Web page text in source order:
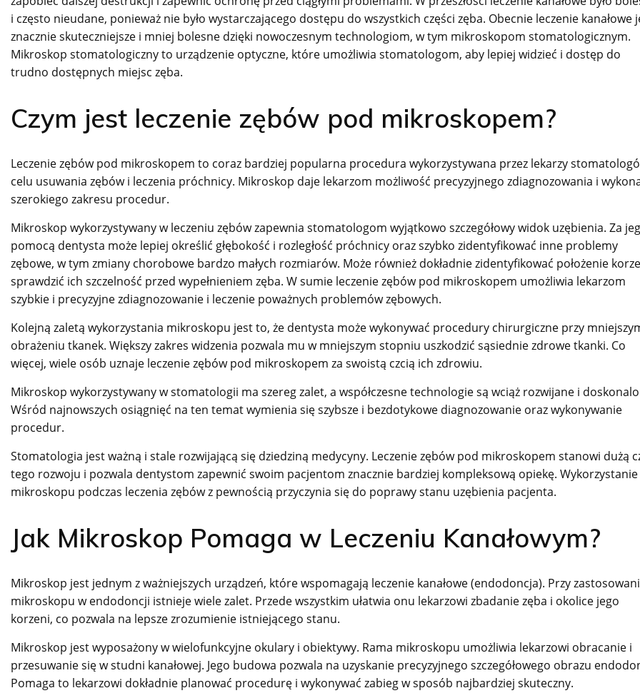
i często nieudane, ponieważ nie było wystarczającego dostępu do wszystkich części zęba. Obecnie leczenie kanałowe
znacznie skuteczniejsze i mniej bolesne dzięki nowoczesnym technologiom, w tym mikroskopom stomatologicznym.
Mikroskop stomatologiczny to urządzenie optyczne, które umożliwia stomatologom, aby lepiej widzieć i dostęp do
trudno dostępnych miejsc zęba.
Czym jest leczenie zębów pod mikroskopem?
Leczenie zębów pod mikroskopem to coraz bardziej popularna procedura wykorzystywana przez lekarzy
celu usuwania zębów i leczenia próchnicy. Mikroskop daje lekarzom możliwość precyzyjnego zdiagnozowania i
szerokiego zakresu procedur.
Mikroskop wykorzystywany w leczeniu zębów zapewnia stomatologom wyjątkowo szczegółowy widok uzębienia. Za
pomocą dentysta może lepiej określić głębokość i rozległość próchnicy oraz szybko zidentyfikować inne problemy
zębowe, w tym zmiany chorobowe bardzo małych rozmiarów. Może również dokładnie zidentyfikować położenie
sprawdzić ich szczelność przed wypełnieniem zęba. W sumie leczenie zębów pod mikroskopem umożliwia lekarzom
szybkie i precyzyjne zdiagnozowanie i leczenie poważnych problemów zębowych.
Kolejną zaletą wykorzystania mikroskopu jest to, że dentysta może wykonywać procedury chirurgiczne przy
obrażeniu tkanek. Większy zakres widzenia pozwala mu w mniejszym stopniu uszkodzić sąsiednie zdrowe tkanki. Co
więcej, wiele osób uznaje leczenie zębów pod mikroskopem za swoistą czcią ich zdrowiu.
Mikroskop wykorzystywany w stomatologii ma szereg zalet, a współczesne technologie są wciąż rozwijane i
Wśród najnowszych osiągnięć na ten temat wymienia się szybsze i bezdotykowe diagnozowanie oraz wykonywanie
procedur.
Stomatologia jest ważną i stale rozwijającą się dziedziną medycyny. Leczenie zębów pod mikroskopem stanowi dużą
tego rozwoju i pozwala dentystom zapewnić swoim pacjentom znacznie bardziej kompleksową opiekę. Wykorzystanie
mikroskopu podczas leczenia zębów z pewnością przyczynia się do poprawy stanu uzębienia pacjenta.
Jak Mikroskop Pomaga w Leczeniu Kanałowym?
Mikroskop jest jednym z ważniejszych urządzeń, które wspomagają leczenie kanałowe (endodoncja). Przy
mikroskopu w endodoncji istnieje wiele zalet. Przede wszystkim ułatwia onu lekarzowi zbadanie zęba i okolice jego
korzeni, co pozwala na lepsze zrozumienie istniejącego stanu.
Mikroskop jest wyposażony w wielofunkcyjne okulary i obiektywy. Rama mikroskopu umożliwia lekarzowi obracanie i
przesuwanie się w studni kanałowej. Jego budowa pozwala na uzyskanie precyzyjnego szczegółowego obrazu
Pomaga to lekarzowi dokładnie planować procedurę i wykonywać zabieg w sposób najbardziej skuteczny.